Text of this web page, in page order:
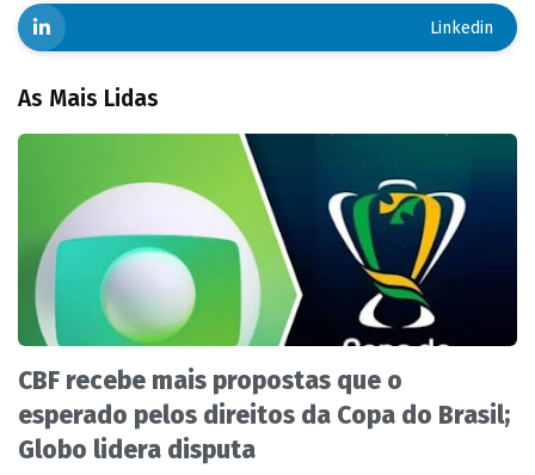
Linkedin
As Mais Lidas
CBF recebe mais propostas que o
esperado pelos direitos da Copa do Brasil;
Globo lidera disputa